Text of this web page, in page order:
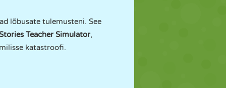
lõbusate tulemusteni. See
Teacher Simulator,
katastroofi.